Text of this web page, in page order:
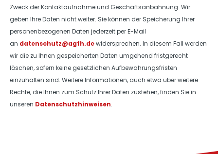
Zweck der Kontaktaufnahme und Geschäftsanbahnung. Wir
geben Ihre Daten nicht weiter. Sie können der Speicherung Ihrer
personenbezogenen Daten jederzeit per E-Mail
an datenschutz@agfh.dewidersprechen. In diesem Fall werden
wir die zu Ihnen gespeicherten Daten umgehend fristgerecht
löschen, sofern keine gesetzlichen Aufbewahrungsfristen
einzuhalten sind. Weitere Informationen, auch etwa über weitere
Rechte, die Ihnen zum Schutz Ihrer Daten zustehen, finden Sie in
unseren Datenschutzhinweisen.